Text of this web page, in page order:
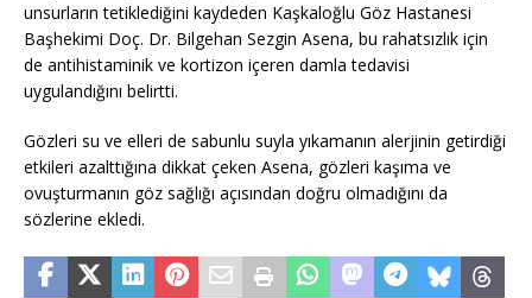
unsurların tetiklediğini kaydeden Kaşkaloğlu Göz Hastanesi
Başhekimi Doç. Dr. Bilgehan Sezgin Asena, bu rahatsızlık için
de antihistaminik ve kortizon içeren damla tedavisi
uygulandığını belirtti.
Gözleri su ve elleri de sabunlu suyla yıkamanın alerjinin getirdiği
etkileri azalttığına dikkat çeken Asena, gözleri kaşıma ve
ovuşturmanın göz sağlığı açısından doğru olmadığını da
sözlerine ekledi.